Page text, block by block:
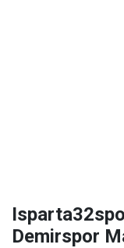
Demirspor